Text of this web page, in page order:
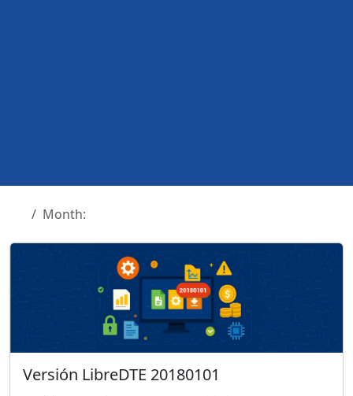
Month:
Versión LibreDTE 20180101